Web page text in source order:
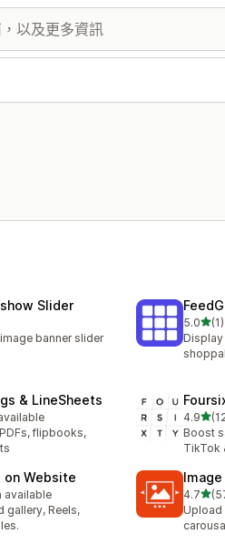
Slider
banner slider
5.0滿分
(1)
共有 1
Display
& LineSheets
flipbooks,
4.9滿分
共有
Boost
TikTok
on Website
available
gallery, Reels,
4.7滿分
共有 57
Upload